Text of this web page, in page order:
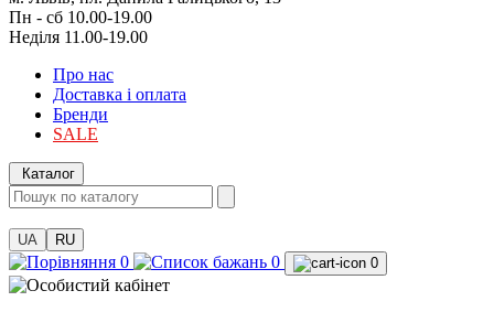
Пн - сб 10.00-19.00
Неділя 11.00-19.00
Про нас
Доставка і оплата
Бренди
SALE
Каталог
UA RU
0 0 0